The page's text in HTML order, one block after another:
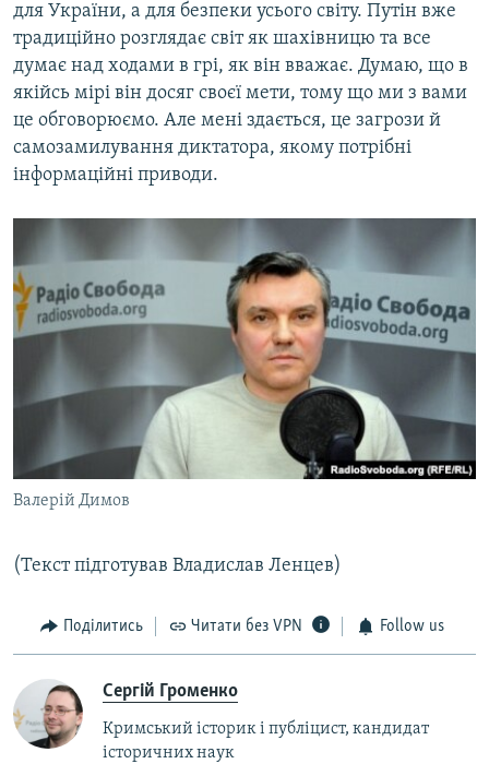
для України, а для безпеки усього світу. Путін вже
традиційно розглядає світ як шахівницю та все
думає над ходами в грі, як він вважає. Думаю, що в
якійсь мірі він досяг своєї мети, тому що ми з вами
це обговорюємо. Але мені здається, це загрози й
самозамилування диктатора, якому потрібні
інформаційні приводи.
Валерій Димов
(Текст підготував Владислав Ленцев)
Поділитись Читати без VPN Follow us
Сергій Громенко
Кримський історик і публіцист, кандидат
історичних наук